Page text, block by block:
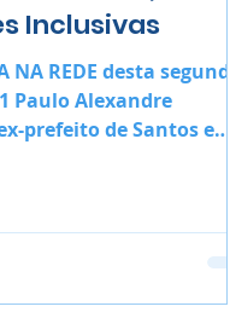
Inclusivas
NA REDE desta segunda
prefeito de Santos e